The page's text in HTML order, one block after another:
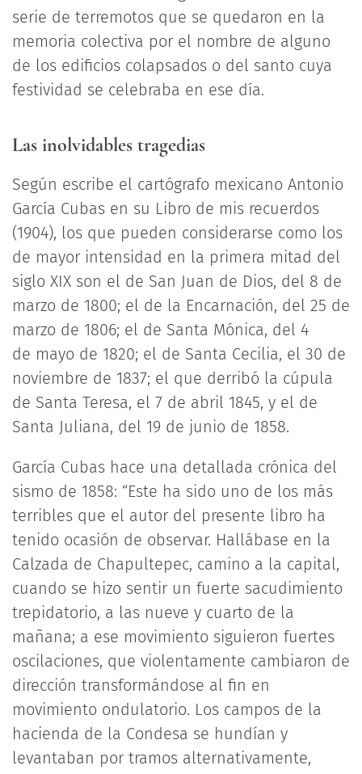
serie de terremotos que se quedaron en la
memoria colectiva por el nombre de alguno
de los edificios colapsados o del santo cuya
festividad se celebraba en ese día.
Las inolvidables tragedias
Según escribe el cartógrafo mexicano Antonio
García Cubas en su Libro de mis recuerdos
(1904), los que pueden considerarse como los
de mayor intensidad en la primera mitad del
siglo XIX son el de San Juan de Dios, del 8 de
marzo de 1800; el de la Encarnación, del 25 de
marzo de 1806; el de Santa Mónica, del 4
de mayo de 1820; el de Santa Cecilia, el 30 de
noviembre de 1837; el que derribó la cúpula
de Santa Teresa, el 7 de abril 1845, y el de
Santa Juliana, del 19 de junio de 1858.
García Cubas hace una detallada crónica del
sismo de 1858: “Este ha sido uno de los más
terribles que el autor del presente libro ha
tenido ocasión de observar. Hallábase en la
Calzada de Chapultepec, camino a la capital,
cuando se hizo sentir un fuerte sacudimiento
trepidatorio, a las nueve y cuarto de la
mañana; a ese movimiento siguieron fuertes
oscilaciones, que violentamente cambiaron de
dirección transformándose al fin en
movimiento ondulatorio. Los campos de la
hacienda de la Condesa se hundían y
levantaban por tramos alternativamente,